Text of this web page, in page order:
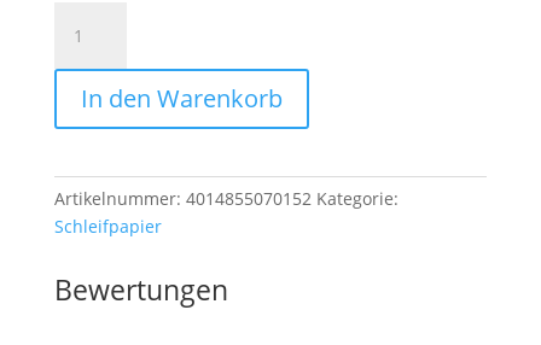
75/2000
K60
MengeIn den Warenkorb
Artikelnummer: 4014855070152 Kategorie:
Schleifpapier
Bewertungen